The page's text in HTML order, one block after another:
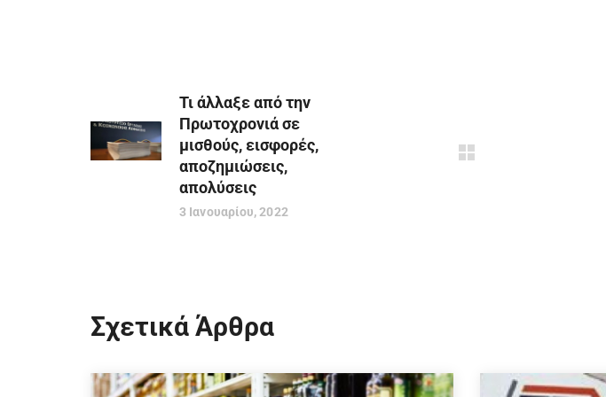
Τι άλλαξε από την
Πρωτοχρονιά σε
μισθούς, εισφορές,
αποζημιώσεις,
απολύσεις
3 Ιανουαρίου, 2022
Σχετικά Άρθρα